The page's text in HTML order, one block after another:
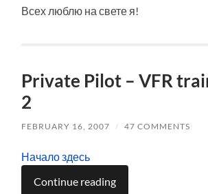
Всех люблю на свете я!
Private Pilot – VFR
2
FEBRUARY 16, 2007 / 47 COMMENTS
Начало здесь
Continue reading